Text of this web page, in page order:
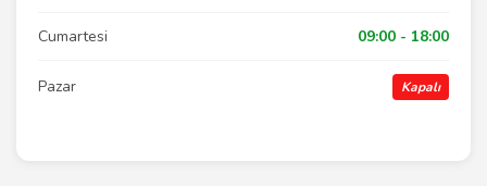
Cumartesi 09:00 - 18:00
Pazar Kapalı